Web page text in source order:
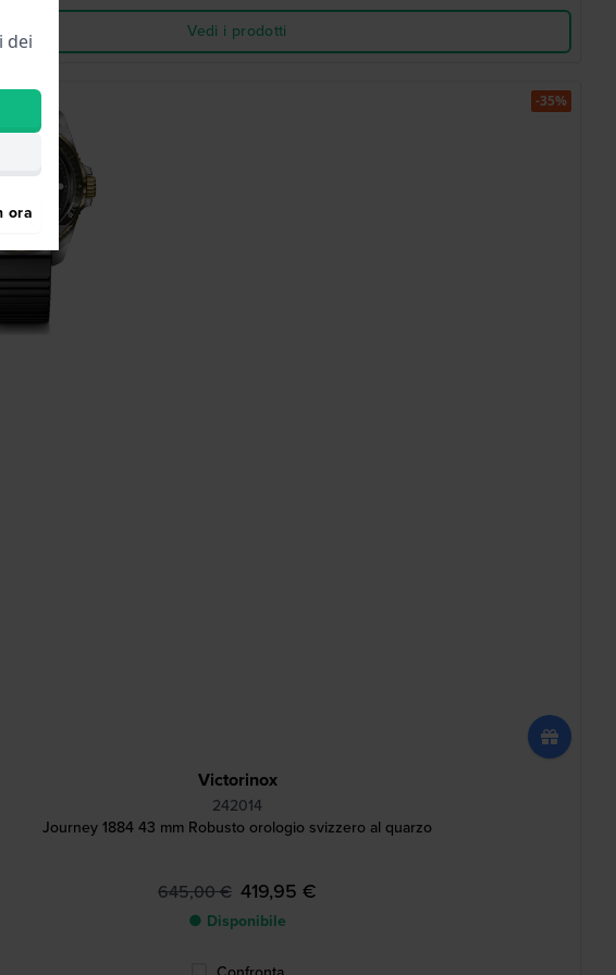
Vedi i prodotti
Victorinox
242014
Journey 1884 43 mm Robusto orologio svizzero al quarzo
645,00 € 419,95 €
● Disponibile
-35%
dei
ora